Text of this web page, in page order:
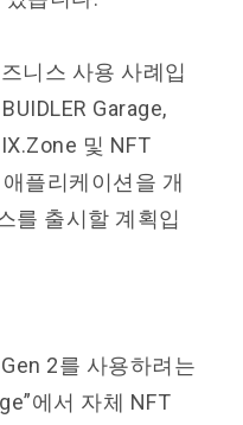
니스 사용 사례입
Garage,
및 NFT
플리케이션을 개
를 출시할 계획입
2를 사용하려는
에서 자체 NFT